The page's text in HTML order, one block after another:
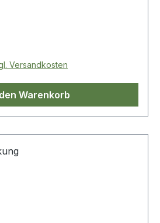
Versandkosten
Warenkorb